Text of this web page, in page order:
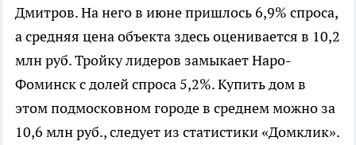
Дмитров. На него в июне пришлось 6,9% спроса,
а средняя цена объекта здесь оценивается в 10,2
млн руб. Тройку лидеров замыкает Наро-
Фоминск с долей спроса 5,2%. Купить дом в
этом подмосковном городе в среднем можно за
10,6 млн руб., следует из статистики «Домклик».